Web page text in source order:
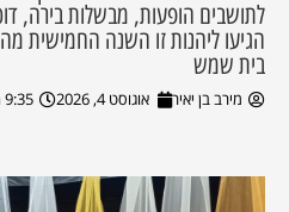
לתושבים הופעות, מבשלות בירה,
הגיעו ליהנות זו השנה החמישית
בית שמש
מירב בן יאיר אוגוסט 4, 2026 9:35 pm